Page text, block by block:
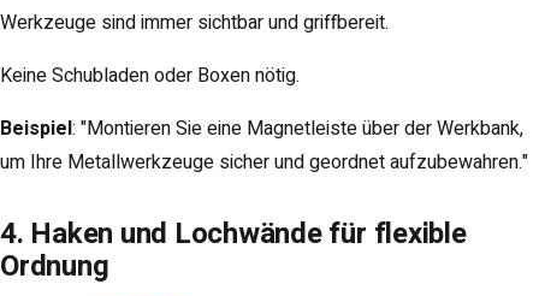
Werkzeuge sind immer sichtbar und griffbereit.
Keine Schubladen oder Boxen nötig.
Beispiel: "Montieren Sie eine Magnetleiste über der Werkbank,
um Ihre Metallwerkzeuge sicher und geordnet aufzubewahren."
4. Haken und Lochwände für flexible
Ordnung